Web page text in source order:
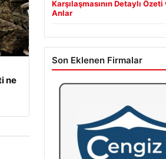
ne
Karşılaşmasının Detaylı
Anlar
Son Eklenen Firmalar